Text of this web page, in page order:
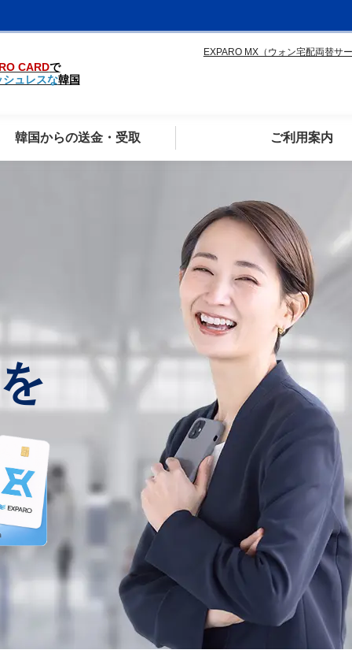
CARDで
シュレスな韓国
EXPARO MX（ウォン宅配両替サー
韓国からの送金・受取 ご利用案内